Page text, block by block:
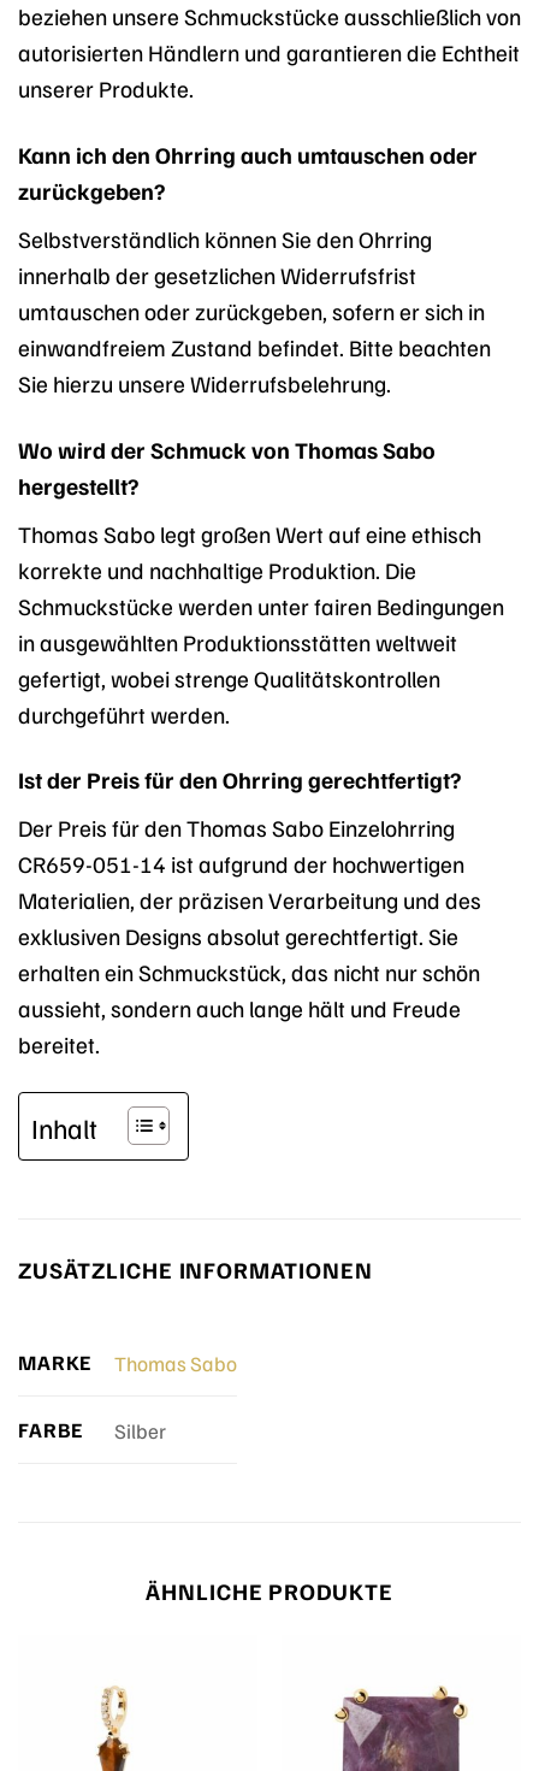
beziehen unsere Schmuckstücke ausschließlich von
autorisierten Händlern und garantieren die Echtheit
unserer Produkte.
Kann ich den Ohrring auch umtauschen oder
zurückgeben?
Selbstverständlich können Sie den Ohrring
innerhalb der gesetzlichen Widerrufsfrist
umtauschen oder zurückgeben, sofern er sich in
einwandfreiem Zustand befindet. Bitte beachten
Sie hierzu unsere Widerrufsbelehrung.
Wo wird der Schmuck von Thomas Sabo
hergestellt?
Thomas Sabo legt großen Wert auf eine ethisch
korrekte und nachhaltige Produktion. Die
Schmuckstücke werden unter fairen Bedingungen
in ausgewählten Produktionsstätten weltweit
gefertigt, wobei strenge Qualitätskontrollen
durchgeführt werden.
Ist der Preis für den Ohrring gerechtfertigt?
Der Preis für den Thomas Sabo Einzelohrring
CR659-051-14 ist aufgrund der hochwertigen
Materialien, der präzisen Verarbeitung und des
exklusiven Designs absolut gerechtfertigt. Sie
erhalten ein Schmuckstück, das nicht nur schön
aussieht, sondern auch lange hält und Freude
bereitet.
Inhalt
ZUSÄTZLICHE INFORMATIONEN
MARKE Thomas Sabo
FARBE Silber
ÄHNLICHE PRODUKTE